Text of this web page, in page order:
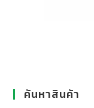
ค้นหาสินค้า